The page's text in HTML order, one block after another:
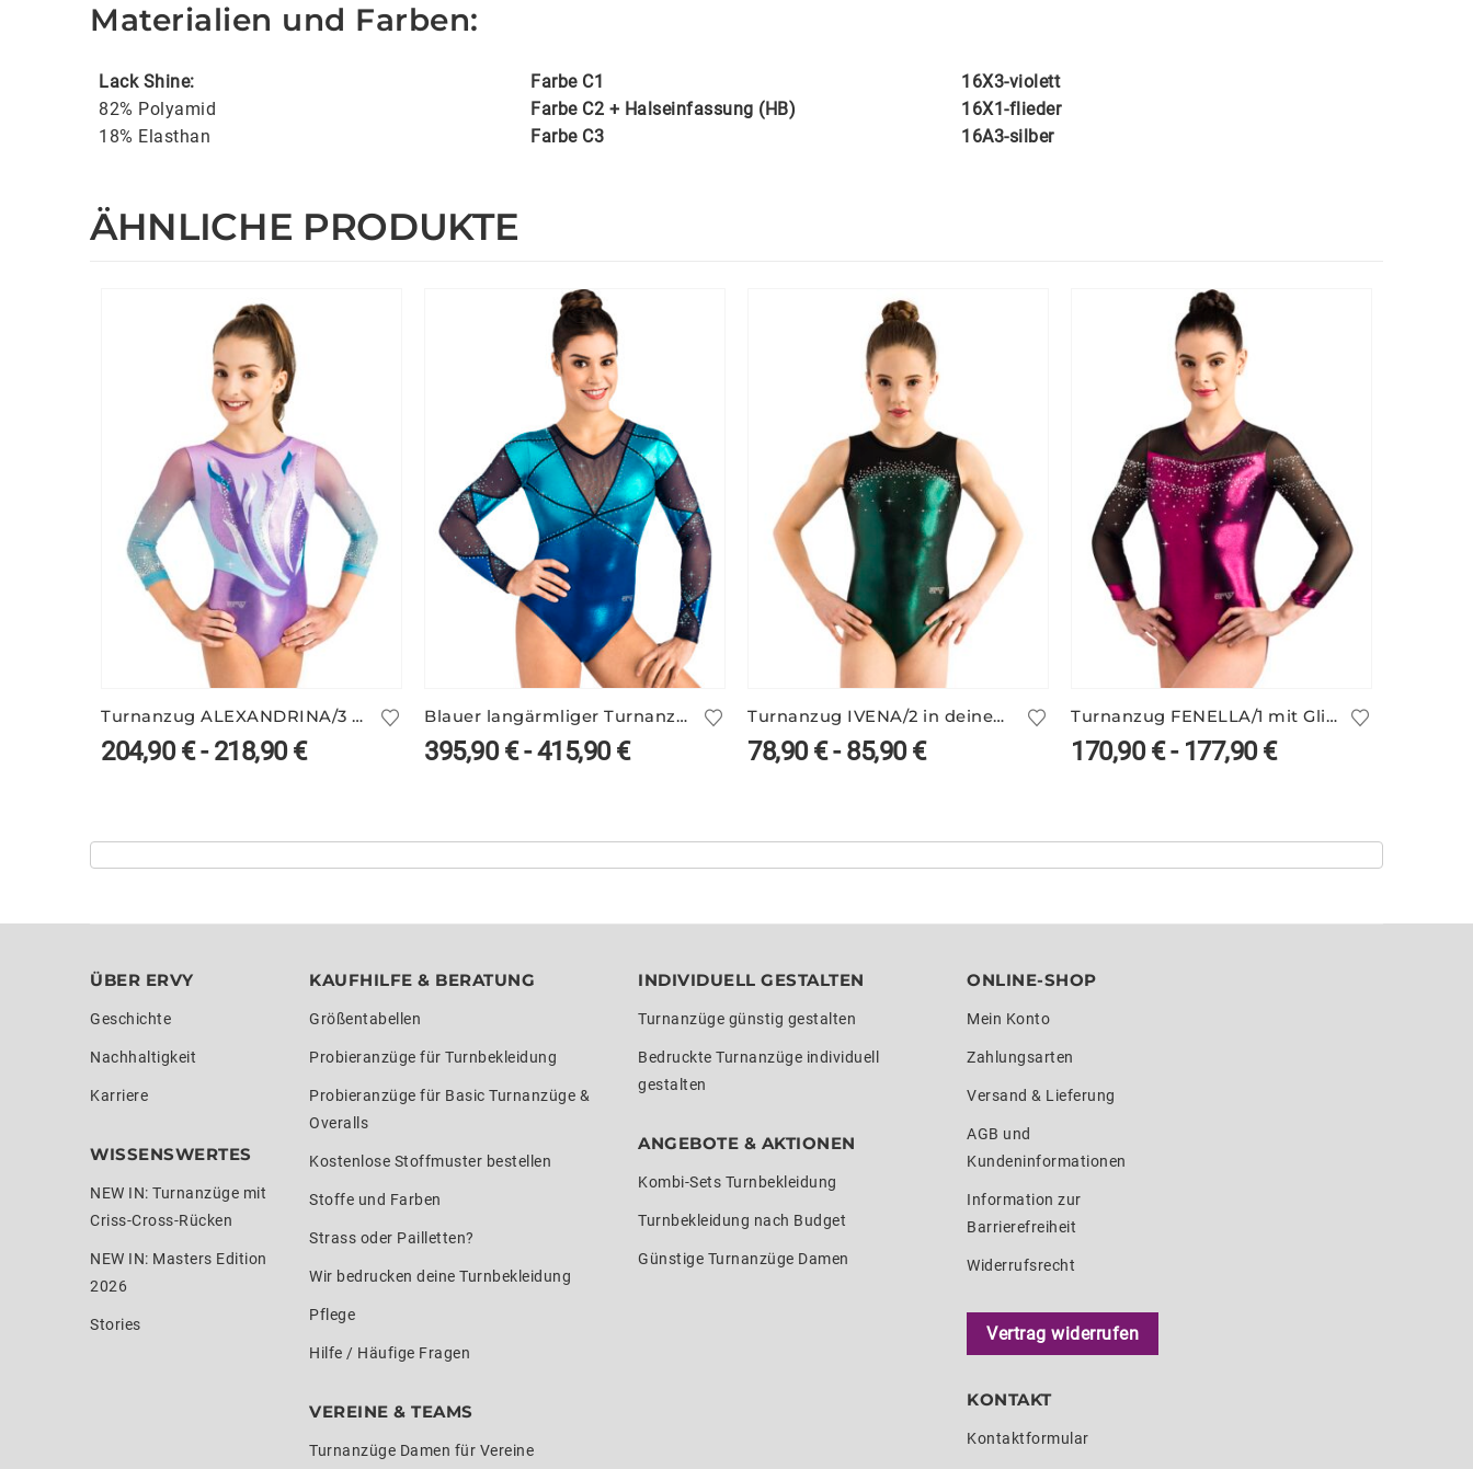
Materialien und Farben:
Lack Shine:
82% Polyamid
18% Elasthan
Farbe C1
Farbe C2 + Halseinfassung (HB)
Farbe C3
16X3-violett
16X1-flieder
16A3-silber
ÄHNLICHE PRODUKTE
Turnanzug ALEXANDRINA/3 mit 3/4-Arm
204,90€-218,90€
Blauer langärmliger Turnanzug VALERIE/1 mit Farbverlauf
395,90€-415,90€
Turnanzug IVENA/2 in deinen Farben
78,90€-85,90€
Turnanzug FENELLA/1 mit Glitzer
170,90€- 177,90€
ÜBER ERVY
Geschichte
Nachhaltigkeit
Karriere
WISSENSWERTES
NEW IN: Turnanzüge mit
Criss-Cross-Rücken
NEW IN: Masters Edition
2026
Stories
KAUFHILFE & BERATUNG
Größentabellen
Probieranzüge für Turnbekleidung
Probieranzüge für Basic Turnanzüge &
Overalls
Kostenlose Stoffmuster bestellen
Stoffe und Farben
Strass oder Pailletten?
Wir bedrucken deine Turnbekleidung
Pflege
Hilfe / Häufige Fragen
VEREINE & TEAMS
Turnanzüge Damen für Vereine
INDIVIDUELL GESTALTEN
Turnanzüge günstig gestalten
Bedruckte Turnanzüge individuell
gestalten
ANGEBOTE & AKTIONEN
Kombi-Sets Turnbekleidung
Turnbekleidung nach Budget
Günstige Turnanzüge Damen
ONLINE-SHOP
Mein Konto
Zahlungsarten
Versand & Lieferung
AGB und
Kundeninformationen
Information zur
Barrierefreiheit
Widerrufsrecht
Vertrag widerrufen
KONTAKT
Kontaktformular